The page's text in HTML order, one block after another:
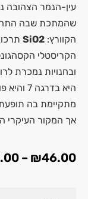
עין-הנמר הצהובה
שהמתכת שבה
הקוורץ: SiO2
הקריסטלי
ובחנויות נמכרת
היא
מתקיימת בה
אך המקור העיקרי
₪46.00
–